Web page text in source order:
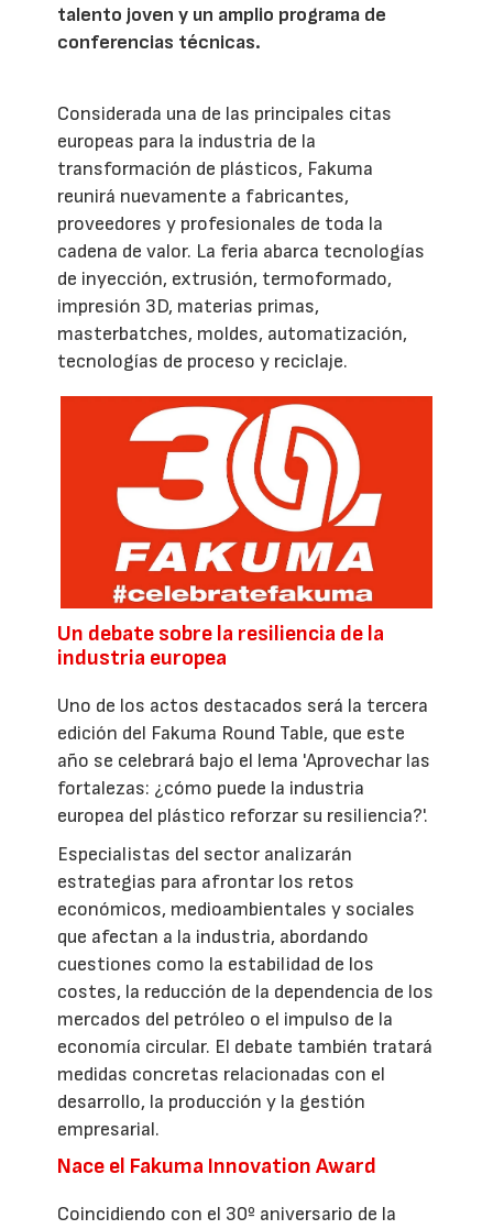
talento joven y un amplio programa de
conferencias técnicas.
Considerada una de las principales citas
europeas para la industria de la
transformación de plásticos, Fakuma
reunirá nuevamente a fabricantes,
proveedores y profesionales de toda la
cadena de valor. La feria abarca tecnologías
de inyección, extrusión, termoformado,
impresión 3D, materias primas,
masterbatches, moldes, automatización,
tecnologías de proceso y reciclaje.
Un debate sobre la resiliencia de la
industria europea
Uno de los actos destacados será la tercera
edición del Fakuma Round Table, que este
año se celebrará bajo el lema 'Aprovechar las
fortalezas: ¿cómo puede la industria
europea del plástico reforzar su resiliencia?'.
Especialistas del sector analizarán
estrategias para afrontar los retos
económicos, medioambientales y sociales
que afectan a la industria, abordando
cuestiones como la estabilidad de los
costes, la reducción de la dependencia de los
mercados del petróleo o el impulso de la
economía circular. El debate también tratará
medidas concretas relacionadas con el
desarrollo, la producción y la gestión
empresarial.
Nace el Fakuma Innovation Award
Coincidiendo con el 30º aniversario de la